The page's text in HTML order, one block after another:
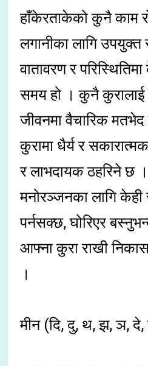
हाँकेरताकेको कुनै काम
लगानीका लागि
वातावरण र
समय हो । कुनै कुरालाई
जीवनमा वैचारिक
कुरामा धैर्य र
र लाभदायक ठहरिने छ
मनोरञ्जनका लागि
पर्नसक्छ, घोरिएर
आफ्ना कुरा राखी
।
मीन (दि, दु, थ, झ, ञ, दे,